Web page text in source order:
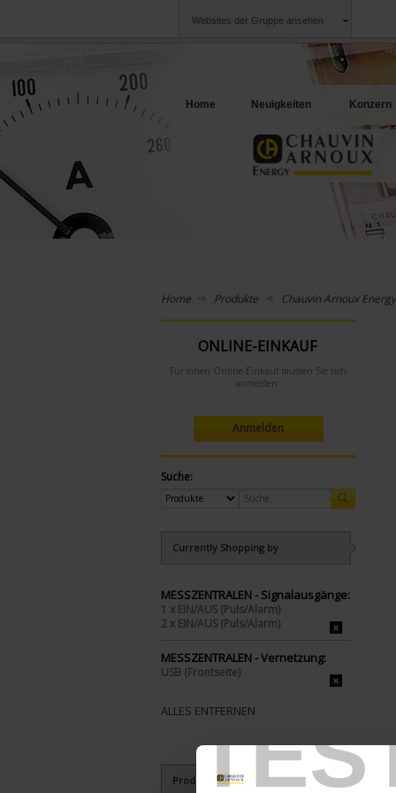
Websites der Gruppe ansehen
Unternehmen
Ein Angebot für
Home Neuigkeiten Konzern
Home Produkte Chauvin Arnoux Energy
ONLINE-EINKAUF
Für einen Online-Einkauf müssen Sie sich
anmelden.
Anmelden
Suche:
Currently Shopping by
MESSZENTRALEN - Signalausgänge:
1 x EIN/AUS (Puls/Alarm)
2 x EIN/AUS (Puls/Alarm)
MESSZENTRALEN - Vernetzung:
USB (Frontseite)
ALLES ENTFERNEN
Produkte nach Kriterien aussuchen